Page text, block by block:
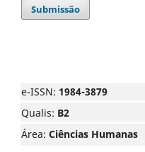
Submissão
e-ISSN: 1984-3879
Qualis: B2
Área: Ciências Humanas